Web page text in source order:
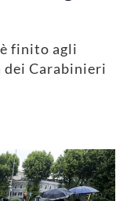
finito agli
Carabinieri